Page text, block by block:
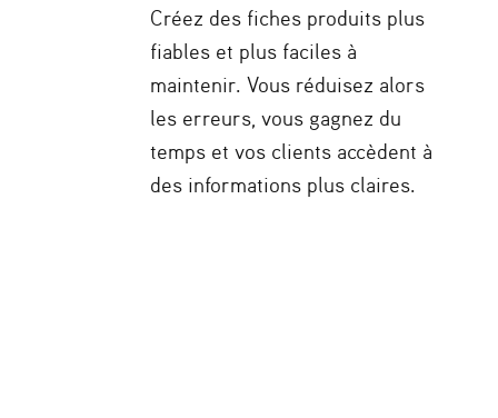
Créez des fiches produits plus
fiables et plus faciles à
maintenir. Vous réduisez alors
les erreurs, vous gagnez du
temps et vos clients accèdent à
des informations plus claires.